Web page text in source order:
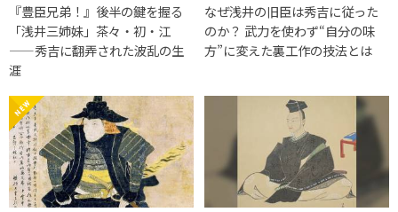
『豊臣兄弟！』後半の鍵を握る
「浅井三姉妹」茶々・初・江
——秀吉に翻弄された波乱の生
涯
なぜ浅井の旧臣は秀吉に従った
のか？ 武力を使わず“自分の味
方”に変えた裏工作の技法とは